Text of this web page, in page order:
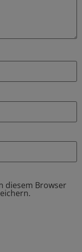
diesem Browser